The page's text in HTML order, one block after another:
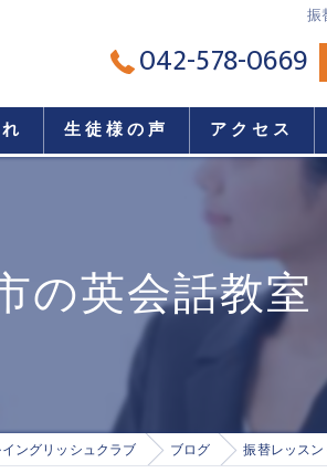
振
042-578-0669
生徒様の声 アクセス
の英会話教室
ングリッシュクラブ ブログ 振替レッス